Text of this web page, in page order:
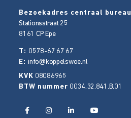
Bezoekadres centraal bureau
Stationsstraat 25
8161 CP Epe
T: 0578-67 67 67
E:info@koppelswoe.nl
KVK 08086965
BTW nummer 0034.32.841.B.01